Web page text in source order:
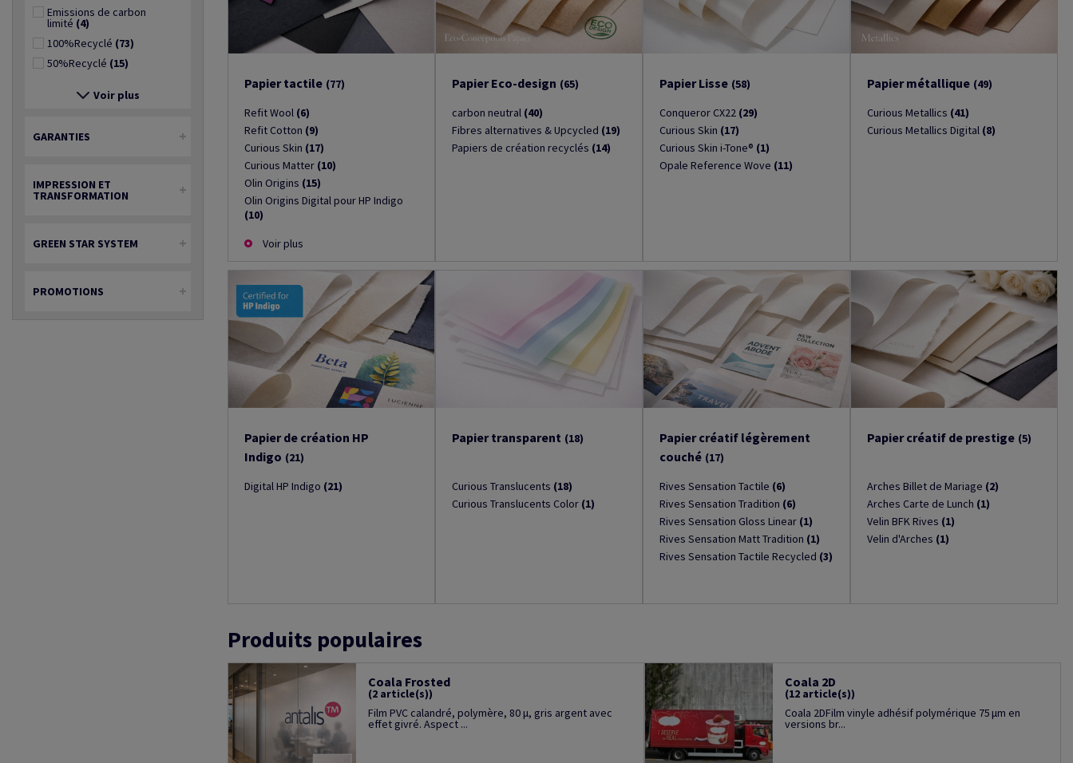
Emissions de carbon
limité (4)
100%Recyclé (73)
50%Recyclé (15)
Voir plus
GARANTIES
IMPRESSION ET
TRANSFORMATION
GREEN STAR SYSTEM
PROMOTIONS
Papier tactile (77)
Refit Wool (6)
Refit Cotton (9)
Curious Skin (17)
Curious Matter (10)
Olin Origins (15)
Olin Origins Digital pour HP Indigo
(10)
Voir plus
Papier Eco-design (65)
carbon neutral (40)
Fibres alternatives & Upcycled (19)
Papiers de création recyclés (14)
Papier Lisse (58)
Conqueror CX22 (29)
Curious Skin (17)
Curious Skin i-Tone® (1)
Opale Reference Wove (11)
Papier métallique (49)
Curious Metallics (41)
Curious Metallics Digital (8)
Papier de création HP
Indigo (21)
Digital HP Indigo (21)
Papier transparent (18)
Curious Translucents (18)
Curious Translucents Color (1)
Papier créatif légèrement
couché (17)
Rives Sensation Tactile (6)
Rives Sensation Tradition (6)
Rives Sensation Gloss Linear (1)
Rives Sensation Matt Tradition (1)
Rives Sensation Tactile Recycled (3)
Papier créatif de prestige (5)
Arches Billet de Mariage (2)
Arches Carte de Lunch (1)
Velin BFK Rives (1)
Velin d'Arches (1)
Produits populaires
Coala Frosted
(2 article(s))
Film PVC calandré, polymère, 80 µ, gris argent avec
effet givré. Aspect ...
Coala 2D
(12 article(s))
Coala 2DFilm vinyle adhésif polymérique 75 µm en
versions br...